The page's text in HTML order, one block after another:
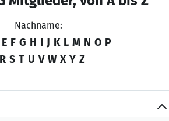
Nachname:
E F G H I J K L M N O P
R S T U V W X Y Z